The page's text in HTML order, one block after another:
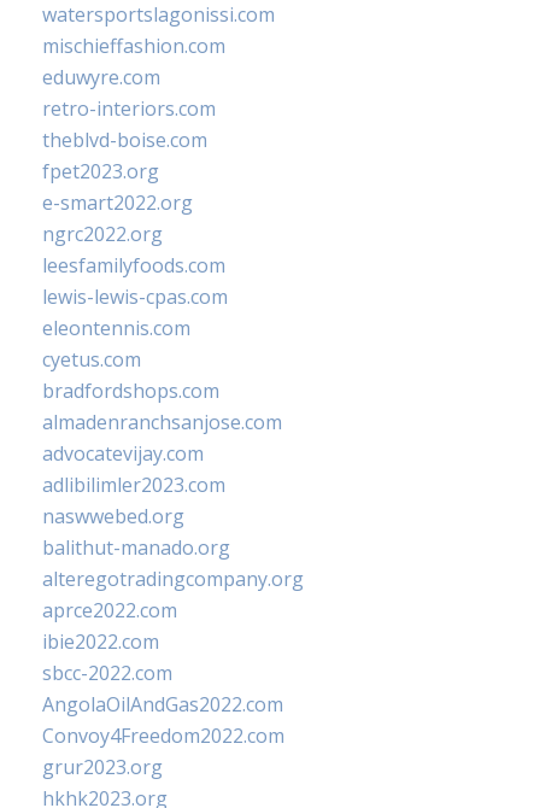
watersportslagonissi.com
mischieffashion.com
eduwyre.com
retro-interiors.com
theblvd-boise.com
fpet2023.org
e-smart2022.org
ngrc2022.org
leesfamilyfoods.com
lewis-lewis-cpas.com
eleontennis.com
cyetus.com
bradfordshops.com
almadenranchsanjose.com
advocatevijay.com
adlibilimler2023.com
naswwebed.org
balithut-manado.org
alteregotradingcompany.org
aprce2022.com
ibie2022.com
sbcc-2022.com
AngolaOilAndGas2022.com
Convoy4Freedom2022.com
grur2023.org
hkhk2023.org